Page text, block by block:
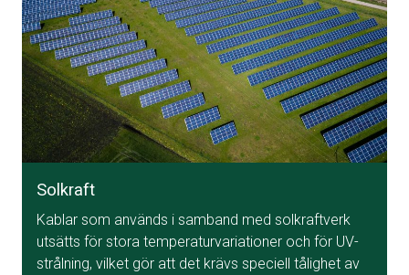
Solkraft
Kablar som används i samband med solkraftverk
utsätts för stora temperaturvariationer och för UV-
strålning, vilket gör att det krävs speciell tålighet av